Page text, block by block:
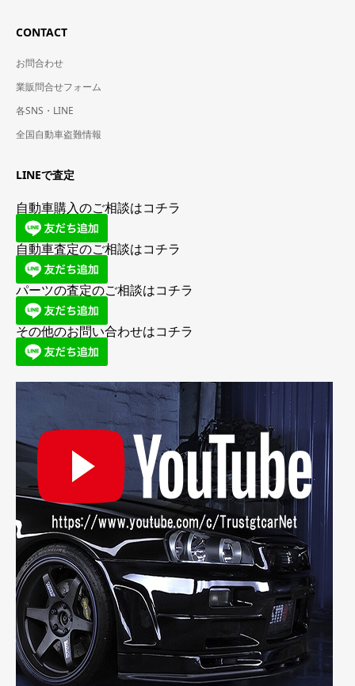
CONTACT
お問合わせ
業販問合せフォーム
各SNS・LINE
全国自動車盗難情報
LINEで査定
自動車購入のご相談はコチラ
自動車査定のご相談はコチラ
パーツの査定のご相談はコチラ
その他のお問い合わせはコチラ